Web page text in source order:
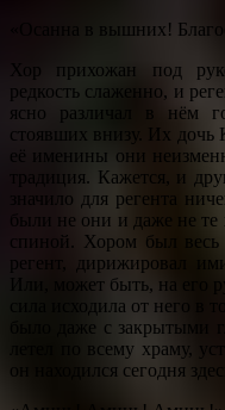
«Осанна в вышних!
Хор прихожан под
редкость слаженно, и
ясно различал в нём
стоявших внизу. Их дочь
её именины они
традиция. Кажется, и
значило для регента
были не они и даже не те
спиной. Хором был
регент, дирижировал
Или, может быть, на его
сила исходила от него в
было даже с закрытыми
летел по всему храму,
он находился сегодня